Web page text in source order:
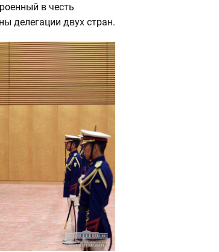
в честь
делегации двух стран.